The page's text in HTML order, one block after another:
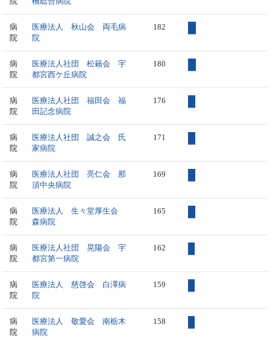
病
院
医療法人 秋山会 両毛病
院
182
病
院
医療法人社団 松籟会 宇
都宮西ケ丘病院
180
病
院
医療法人社団 福田会 福
田記念病院
176
病
院
医療法人社団 誠之会 氏
家病院
171
病
院
医療法人社団 亮仁会 那
須中央病院
169
病
院
医療法人 生々堂厚生会
森病院
165
病
院
医療法人社団 晃陽会 宇
都宮第一病院
162
病
院
医療法人 慈啓会 白澤病
院
159
病
院
医療法人 敬愛会 南栃木
病院
158